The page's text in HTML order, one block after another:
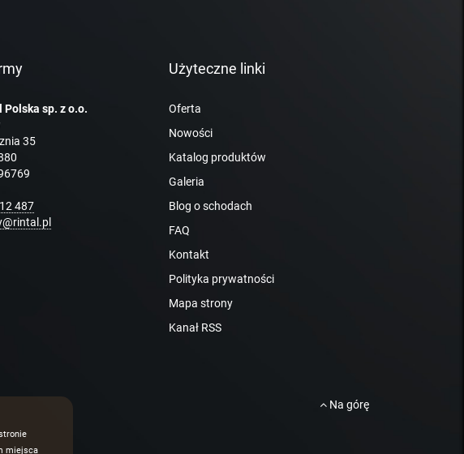
Polska sp. z o.o.
35
487
Użyteczne linki
Oferta
Nowości
Katalog produktów
Galeria
Blog o schodach
FAQ
Kontakt
Polityka prywatności
Mapa strony
Kanał RSS
miejsca
Na górę